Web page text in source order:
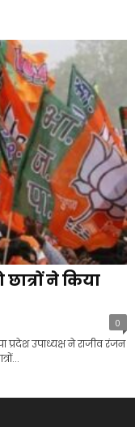
ने किया
0
प्रदेश उपाध्यक्ष ने राजीव रंजन